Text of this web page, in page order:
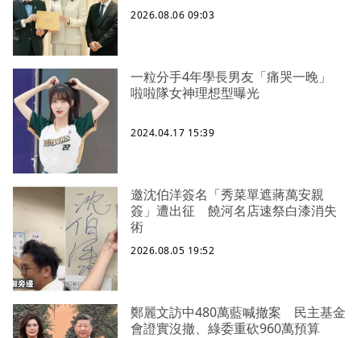
2026.08.06 09:03
一粒分手4年學長男友「痛哭一晚」
啦啦隊女神理想型曝光
2024.04.17 15:39
邀沈伯洋簽名「秀菜單遮蔣萬安親
簽」遭出征 饒河名店速祭白漆消失
術
2026.08.05 19:52
鄭麗文訪中480萬藍喊撤案 民主基金
會證實沒撤、綠委重砍960萬預算